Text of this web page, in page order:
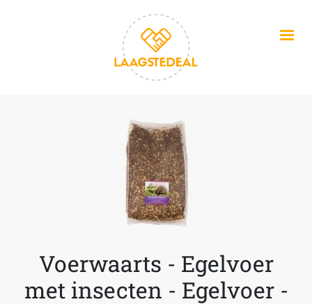
Voerwaarts - Egelvoer
met insecten - Egelvoer -